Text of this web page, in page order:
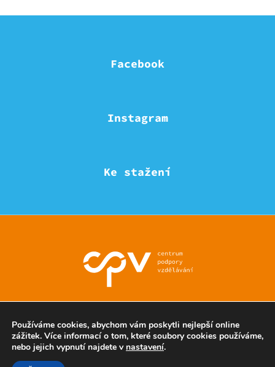
Facebook
Instagram
Ke stažení
Používáme cookies, abychom vám poskytli nejlepší online
zážitek. Více informací o tom, které soubory cookies používáme,
nebo jejich vypnutí najdete v nastavení.